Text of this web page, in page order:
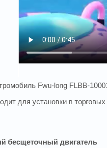
Fwu-long FLBB-
для установки в
бесщеточный двигатель